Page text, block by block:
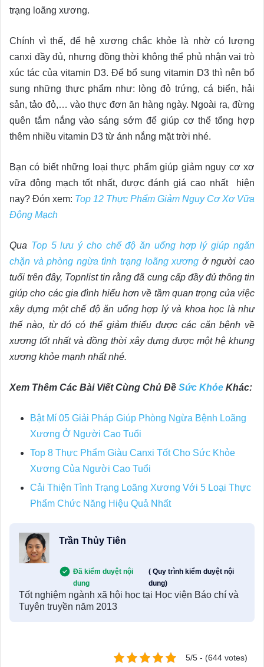
trạng loãng xương.
Chính vì thế, để hệ xương chắc khỏe là nhờ có lượng
canxi đầy đủ, nhưng đồng thời không thể phủ nhận vai trò
xúc tác của vitamin D3. Để bổ sung vitamin D3 thì nên bổ
sung những thực phẩm như: lòng đỏ trứng, cá biển, hải
sản, tảo đỏ,… vào thực đơn ăn hàng ngày. Ngoài ra, đừng
quên tắm nắng vào sáng sớm để giúp cơ thể tổng hợp
thêm nhiều vitamin D3 từ ánh nắng mặt trời nhé.
Bạn có biết những loại thực phẩm giúp giảm nguy cơ xơ
vữa động mạch tốt nhất, được đánh giá cao nhất hiện
nay? Đón xem: Top 12 Thực Phẩm Giảm Nguy Cơ Xơ Vữa
Động Mạch
Qua Top 5 lưu ý cho chế độ ăn uống hợp lý giúp ngăn
chặn và phòng ngừa tình trạng loãng xương ở người cao
tuổi trên đây, Topnlist tin rằng đã cung cấp đầy đủ thông tin
giúp cho các gia đình hiểu hơn về tầm quan trọng của việc
xây dựng một chế độ ăn uống hợp lý và khoa học là như
thế nào, từ đó có thể giảm thiểu được các căn bệnh về
xương tốt nhất và đồng thời xây dựng được một hệ khung
xương khỏe mạnh nhất nhé.
Xem Thêm Các Bài Viết Cùng Chủ Đề Sức Khỏe Khác:
Bật Mí 05 Giải Pháp Giúp Phòng Ngừa Bệnh Loãng
Xương Ở Người Cao Tuổi
Top 8 Thực Phẩm Giàu Canxi Tốt Cho Sức Khỏe
Xương Của Người Cao Tuổi
Cải Thiện Tình Trạng Loãng Xương Với 5 Loại Thực
Phẩm Chức Năng Hiệu Quả Nhất
Trần Thủy Tiên
Đã kiểm duyệt nội
dung
( Quy trình kiểm duyệt nội
dung)
Tốt nghiệm ngành xã hội học tại Học viện Báo chí và
Tuyên truyền năm 2013
5/5 - (644 votes)